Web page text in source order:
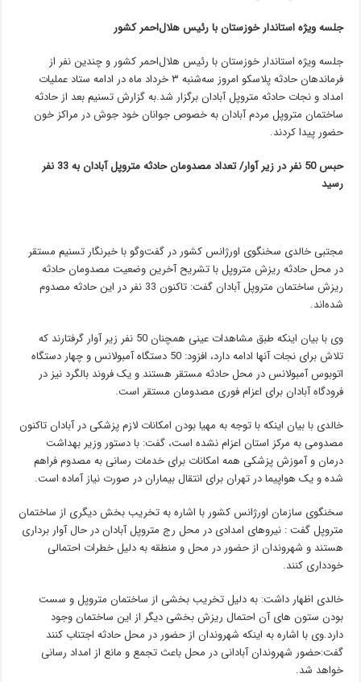
جلسه ویژه استاندار خوزستان با رئیس هلال‌احمر کشور
جلسه ویژه استاندار خوزستان با رئیس هلال‌احمر کشور و چندین نفر از
فرماندهان حادثه پلاسکو امروز سه‌شنبه ٣ خرداد ماه در ادامه ستاد عملیات
امداد و نجات حادثه متروپل آبادان برگزار شد.به گزارش تسنیم بعد از حادثه
ساختمان متروپل مردم آبادان به خصوص جوانان خود جوش در مراکز خون
حضور پیدا کردند.
حبس 50 نفر در زیر آوار/ تعداد مصدومان حادثه متروپل آبادان به 33 نفر
رسید
مجتبی خالدی سخنگوی اورژانس کشور در گفت‌وگو با خبرنگار تسنیم مستقر
در محل حادثه ریزش متروپل با تشریح آخرین وضعیت مصدومان حادثه
ریزش ساختمان متروپل آبادان گفت: تاکنون 33 نفر در این حادثه مصدوم
شده‌اند.
وی با بیان اینکه ‌طبق مشاهدات عینی همچنان 50 نفر زیر آوار گرفتار‌ند که
تلاش برای نجات آنها ادامه دارد، افزود: 50 دستگاه آمبولانس و چهار دستگاه
اتوبوس آمبولانس در محل حادثه مستقر هستند و یک فروند بالگرد نیز در
فرودگاه آبادان برای اعزام فوری مصدومان مستقر است.
خالدی با بیان اینکه با توجه به مهیا بودن امکانات لازم پزشکی در آبادان تاکنون
مصدومی به مرکز استان اعزام نشده است، گفت: با دستور وزیر بهداشت
درمان و آموزش پزشکی همه امکانات برای خدمات رسانی به مصدوم فراهم
شده و یک هواپیما در تهران برای انتقال بیماران در صورت نیاز آماده است.
سخنگوی سازمان اورژانس کشور با اشاره به تخریب بخش دیگری از ساختمان
متروپل گفت : نیروهای امدادی در محل رج متروپل آبادان در حال آوار برداری
هستند و شهروندان از حضور در محل و منطقه به دلیل خطرات احتمالی
خودداری کنند.
‌خالدی ‌اظهار داشت: به دلیل تخریب بخشی از ساختمان متروپل و سست
بودن ستون های آن احتمال ریزش بخشی دیگر از این ساختمان وجود
دارد.وی با اشاره به اینکه شهروندان از حضور در محل حادثه اجتناب کنند
گفت:حضور شهروندان آبادانی در محل باعث تجمع و مانع از امداد رسانی
خواهد شد.